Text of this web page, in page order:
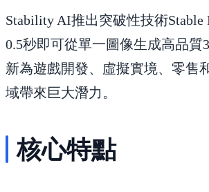
Stability AI推出突破性技術Stable
0.5秒即可從單一圖像生成高品質
新為遊戲開發、虛擬實境、零售
域帶來巨大潛力。
核心特點